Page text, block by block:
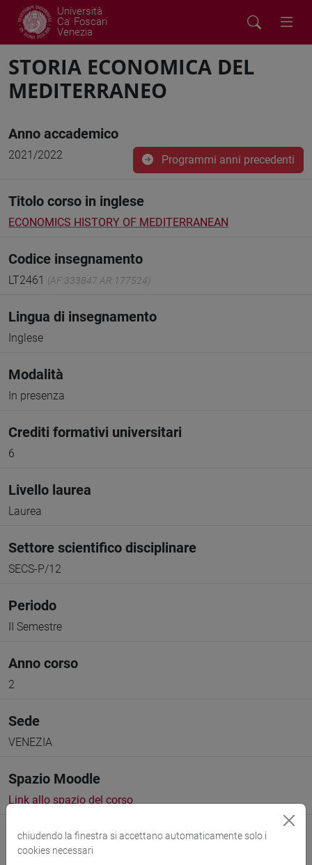
Università
Ca' Foscari
Venezia
STORIA ECONOMICA DEL
MEDITERRANEO
Anno accademico
2021/2022 Programmi anni precedenti
Titolo corso in inglese
ECONOMICS HISTORY OF MEDITERRANEAN
Codice insegnamento
LT2461 (AF:333847 AR:177524)
Lingua di insegnamento
Inglese
Modalità
In presenza
Crediti formativi universitari
6
Livello laurea
Laurea
Settore scientifico disciplinare
SECS-P/12
Periodo
II Semestre
Anno corso
2
Sede
VENEZIA
Spazio Moodle
Link allo spazio del corso
chiudendo la finestra si accettano automaticamente solo i
cookies necessari